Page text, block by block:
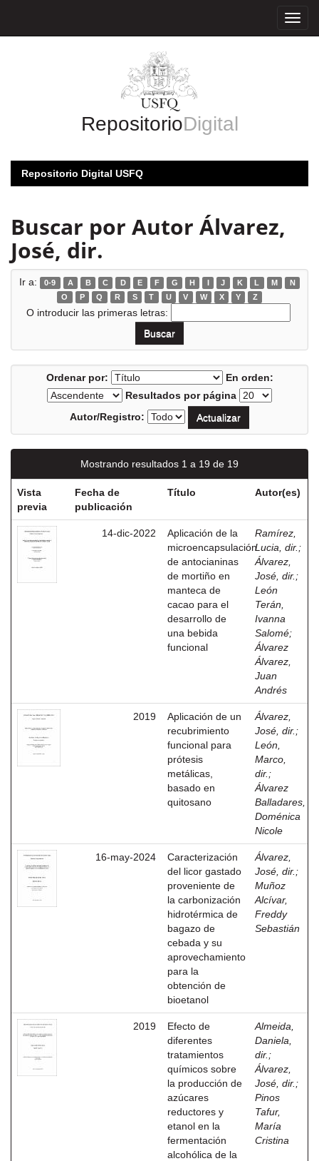
RepositorioDigital
Repositorio Digital USFQ
Buscar por Autor Álvarez,
José, dir.
Ir a: 0-9 A B C D E F G H I J K L M
N
O
P Q R S T U V W X Y Z
O introducir las primeras letras:
Ordenar por:
En orden:
Resultados por página
Autor/Registro:
Mostrando resultados 1 a 19 de 19
Vista
previa
Fecha de
publicación
Título Autor(es)
14-dic-2022
Aplicación de la
microencapsulación
de antocianinas
de mortiño en
manteca de
cacao para el
desarrollo de
una bebida
funcional
Ramírez,
Lucia, dir. ;
Álvarez,
José, dir. ;
León
Terán,
Ivanna
Salomé;
Álvarez
Álvarez,
Juan
Andrés
2019
Aplicación de un
recubrimiento
funcional para
prótesis
metálicas,
basado en
quitosano
Álvarez,
José, dir. ;
León,
Marco,
dir. ;
Álvarez
Balladares,
Doménica
Nicole
16-may-2024
Caracterización
del licor gastado
proveniente de
la carbonización
hidrotérmica de
bagazo de
cebada y su
aprovechamiento
para la
obtención de
bioetanol
Álvarez,
José, dir. ;
Muñoz
Alcívar,
Freddy
Sebastián
2019
Efecto de
diferentes
tratamientos
químicos sobre
la producción de
azúcares
reductores y
etanol en la
fermentación
alcohólica de la
Almeida,
Daniela,
dir. ;
Álvarez,
José, dir. ;
Pinos
Tafur,
María
Cristina